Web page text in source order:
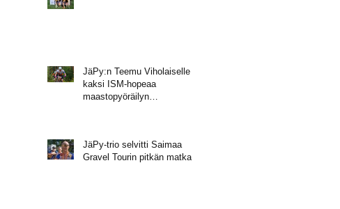
JäPy:n Teemu Viholaiselle
kaksi ISM-hopeaa
maastopyöräilyn
JäPy-trio selvitti Saimaa
Gravel Tourin pitkän matkan